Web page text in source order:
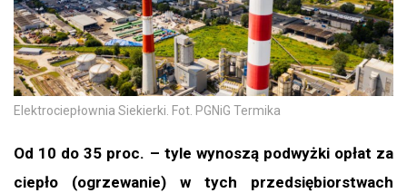
Elektrociepłownia Siekierki. Fot. PGNiG Termika
Od 10 do 35 proc. – tyle wynoszą podwyżki opłat za
ciepło (ogrzewanie) w tych przedsiębiorstwach